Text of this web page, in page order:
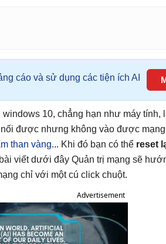
cáo và sử dụng các tiện ích AI
windows 10, chẳng hạn như máy tính,
được nhưng không vào được
than vàng... Khi đó bạn có thể reset
viết dưới đây Quản trị mạng sẽ
chỉ với một cú click chuột.
Advertisement